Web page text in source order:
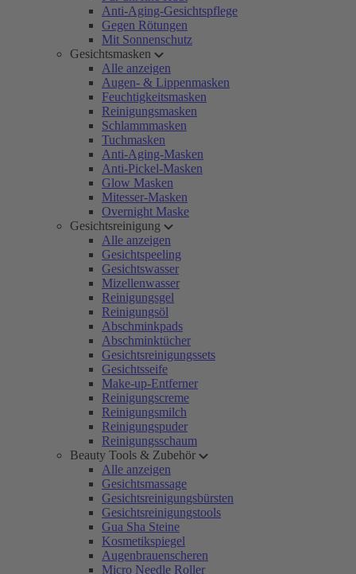
Anti-Aging-Gesichtspflege
Gegen Rötungen
Mit Sonnenschutz
Gesichtsmasken
Alle anzeigen
Augen- & Lippenmasken
Feuchtigkeitsmasken
Reinigungsmasken
Schlammmasken
Tuchmasken
Anti-Aging-Masken
Anti-Pickel-Masken
Glow Masken
Mitesser-Masken
Overnight Maske
Gesichtsreinigung
Alle anzeigen
Gesichtspeeling
Gesichtswasser
Mizellenwasser
Reinigungsgel
Reinigungsöl
Abschminkpads
Abschminktücher
Gesichtsreinigungssets
Gesichtsseife
Make-up-Entferner
Reinigungscreme
Reinigungsmilch
Reinigungspuder
Reinigungsschaum
Beauty Tools & Zubehör
Alle anzeigen
Gesichtsmassage
Gesichtsreinigungsbürsten
Gesichtsreinigungstools
Gua Sha Steine
Kosmetikspiegel
Augenbrauenscheren
Micro Needle Roller